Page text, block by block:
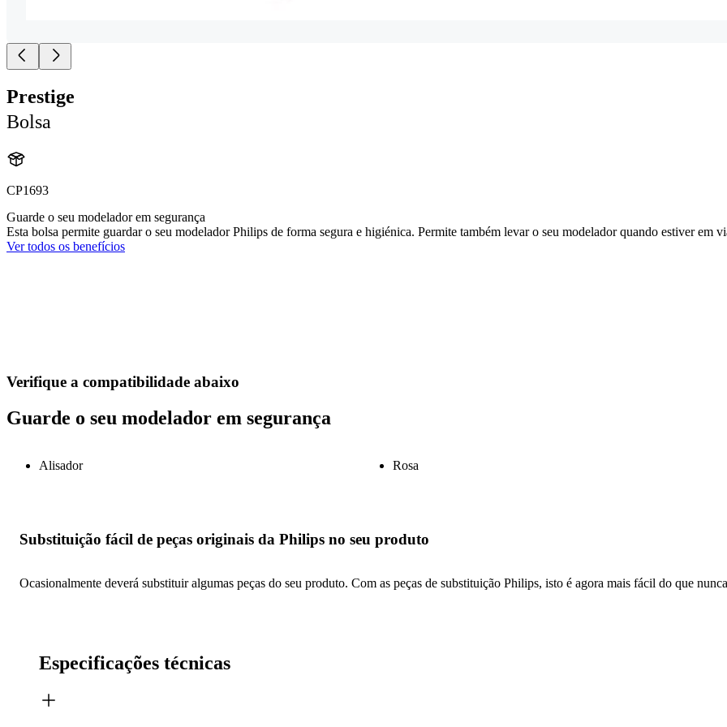
Prestige
Bolsa
CP1693
Guarde o seu modelador em segurança
Esta bolsa permite guardar o seu modelador Philips de forma segura e higiénica. Permite também levar o seu modelador quando estiver em
Ver todos os benefícios
Verifique a compatibilidade abaixo
Guarde o seu modelador em segurança
Alisador Rosa
Substituição fácil de peças originais da Philips no seu produto
Ocasionalmente deverá substituir algumas peças do seu produto. Com as peças de substituição Philips, isto é agora mais fácil do que
Especificações técnicas